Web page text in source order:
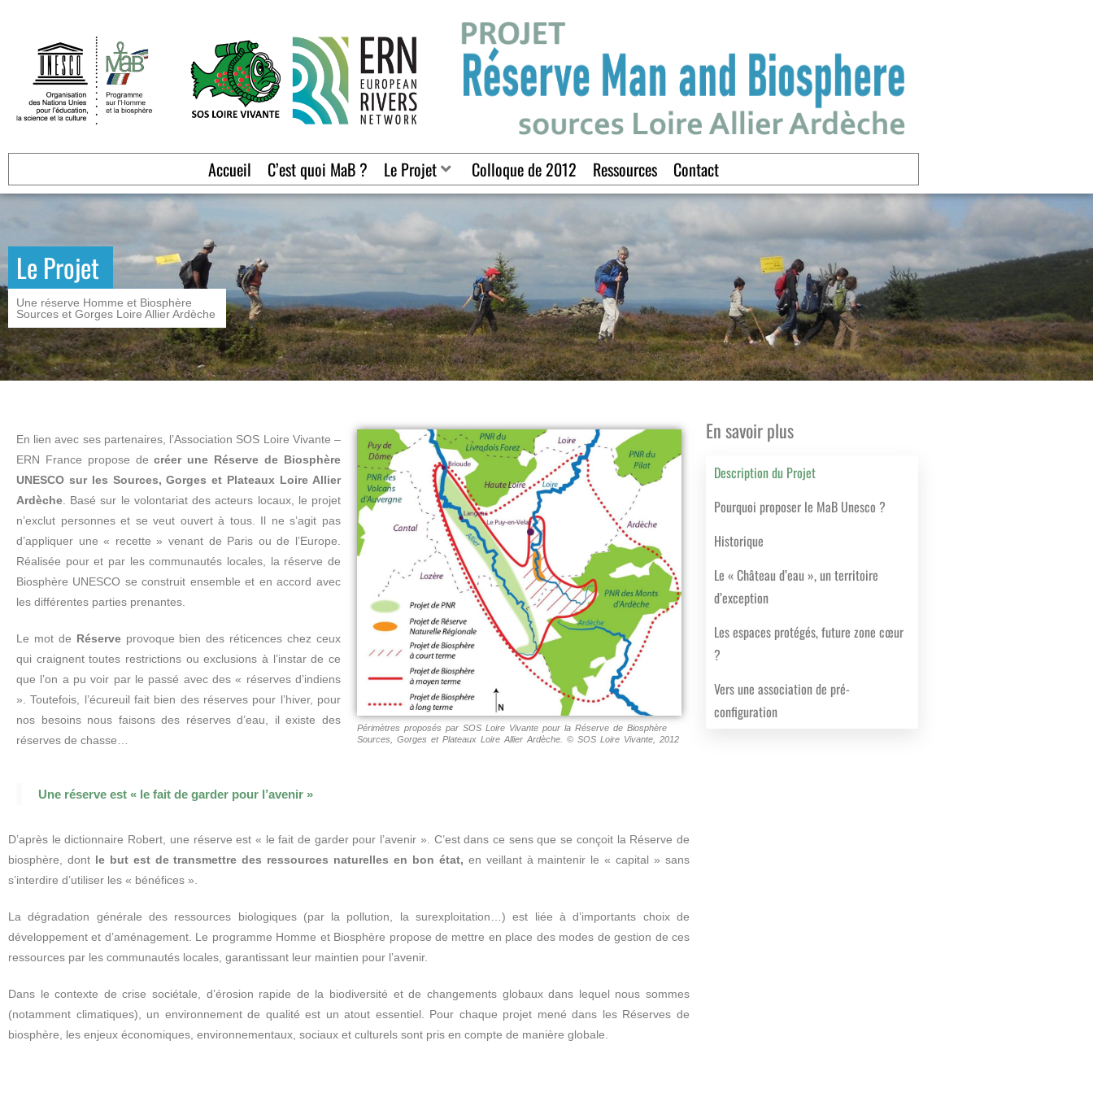
Accueil C’est quoi MaB ? Le Projet Colloque de 2012 Ressources Contact
Le Projet
Une réserve Homme et Biosphère
Sources et Gorges Loire Allier Ardèche
En lien avec ses partenaires, l’Association SOS Loire Vivante –
ERN France propose decréer une Réserve de Biosphère
UNESCO sur les Sources, Gorges et Plateaux Loire Allier
Ardèche . Basé sur le volontariat des acteurs locaux, le projet
n’exclut personnes et se veut ouvert à tous. Il ne s’agit pas
d’appliquer une « recette » venant de Paris ou de l’Europe.
Réalisée pour et par les communautés locales, la réserve de
Biosphère UNESCO se construit ensemble et en accord avec
les différentes parties prenantes.
Le mot de Réserveprovoque bien des réticences chez ceux
qui craignent toutes restrictions ou exclusions à l’instar de ce
que l’on a pu voir par le passé avec des « réserves d’indiens
». Toutefois, l’écureuil fait bien des réserves pour l’hiver, pour
nos besoins nous faisons des réserves d’eau, il existe des
réserves de chasse…
Une réserve est « le fait de garder pour l’avenir »
Périmètres proposés par SOS Loire Vivante pour la Réserve de Biosphère
Sources, Gorges et Plateaux Loire Allier Ardèche. © SOS Loire Vivante, 2012
En savoir plus
Description du Projet
Pourquoi proposer le MaB Unesco ?
Historique
Le « Château d’eau », un territoire
d’exception
Les espaces protégés, future zone cœur
?
Vers une association de pré-
configuration
D’après le dictionnaire Robert, une réserve est « le fait de garder pour l’avenir ». C’est dans ce sens que se conçoit la Réserve de
biosphère, dont le but est de transmettre des ressources naturelles en bon état, en veillant à maintenir le « capital » sans
s’interdire d’utiliser les « bénéfices ».
La dégradation générale des ressources biologiques (par la pollution, la surexploitation…) est liée à d’importants choix de
développement et d’aménagement. Le programme Homme et Biosphère propose de mettre en place des modes de gestion de ces
ressources par les communautés locales, garantissant leur maintien pour l’avenir.
Dans le contexte de crise sociétale, d’érosion rapide de la biodiversité et de changements globaux dans lequel nous sommes
(notamment climatiques), un environnement de qualité est un atout essentiel. Pour chaque projet mené dans les Réserves de
biosphère, les enjeux économiques, environnementaux, sociaux et culturels sont pris en compte de manière globale.